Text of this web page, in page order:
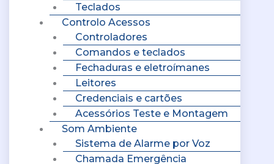
Teclados
Controlo Acessos
Controladores
Comandos e teclados
Fechaduras e eletroímanes
Leitores
Credenciais e cartões
Acessórios Teste e Montagem
Som Ambiente
Sistema de Alarme por Voz
Chamada Emergência